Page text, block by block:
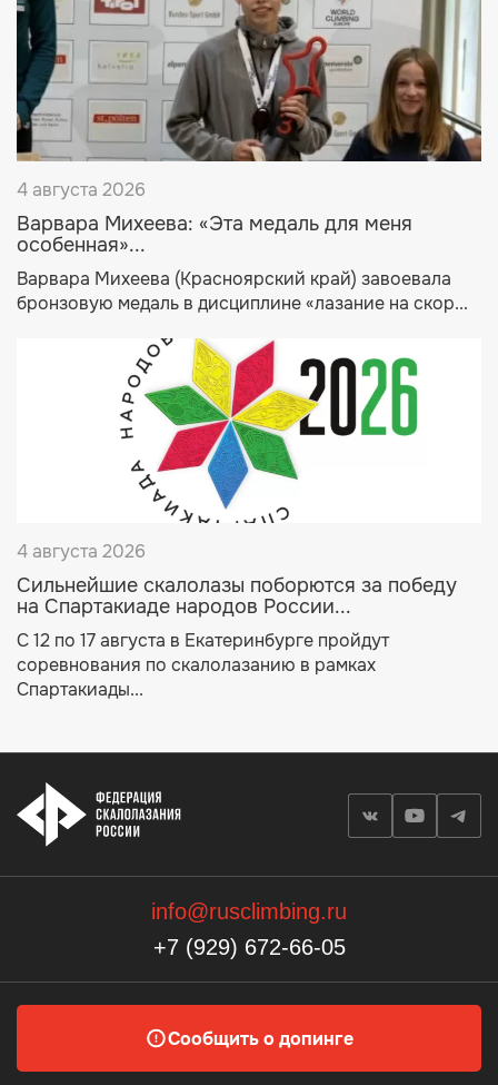
4 августа 2026
Варвара Михеева: «Эта медаль для меня
особенная»...
Варвара Михеева (Красноярский край) завоевала
бронзовую медаль в дисциплине «лазание на скор...
4 августа 2026
Сильнейшие скалолазы поборются за победу
на Спартакиаде народов России...
С 12 по 17 августа в Екатеринбурге пройдут
соревнования по скалолазанию в рамках
Спартакиады...
info@rusclimbing.ru
+7 (929) 672-66-05
Сообщить о допинге